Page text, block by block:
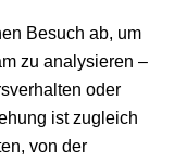
Besuch ab, um
zu analysieren –
oder
ist zugleich
von der